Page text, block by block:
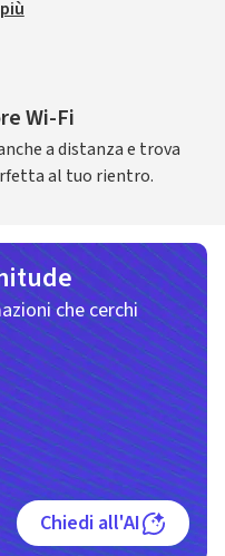
Wi-Fi
a distanza e trova
al tuo rientro.
che cerchi
Chiedi all'AI